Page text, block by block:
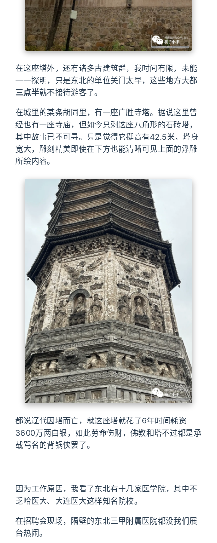
在这座塔外，还有诸多古建筑群，我时间有限，未能
一一探明，只是东北的单位关门太早，这些地方大都
三点半就不接待游客了。
在城里的某条胡同里，有一座广胜寺塔。据说这里曾
经也有一座寺庙，但如今只剩这座八角形的石砖塔，
其中故事已不可寻。只是觉得它挺高有42.5米，塔身
宽大，雕刻精美即使在下方也能清晰可见上面的浮雕
所绘内容。
都说辽代因塔而亡，就这座塔就花了6年时间耗资
3600万两白银，如此劳命伤财，佛教和塔不过都是承
载骂名的背锅侠罢了。
因为工作原因，我看了东北有十几家医学院，其中不
乏哈医大、大连医大这样知名院校。
在招聘会现场，隔壁的东北三甲附属医院都没我们展
台热闹。